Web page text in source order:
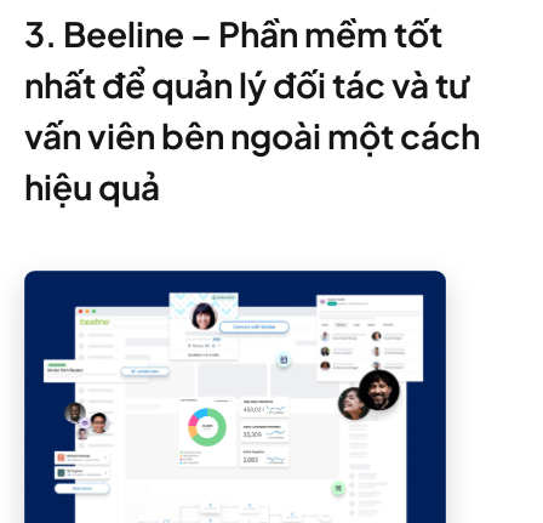
3. Beeline – Phần mềm tốt
nhất để quản lý đối tác và tư
vấn viên bên ngoài một cách
hiệu quả